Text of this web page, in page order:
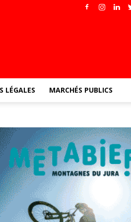
LÉGALES MARCHÉS PUBLICS